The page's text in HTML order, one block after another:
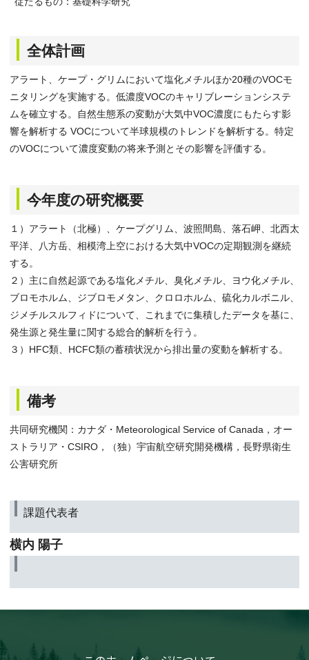
全体計画
アラート、ケープ・グリムにおいて塩化メチルほか20種のVOCモ
ニタリングを実施する。低濃度VOCのキャリブレーションシステ
ムを確立する。自然生態系の変動が大気中VOC濃度にもたらす影
響を解析する VOCについて半球規模のトレンドを解析する。特定
のVOCについて濃度変動の将来予測とその影響を評価する。
今年度の研究概要
１）アラート（北極）、ケープグリム、波照間島、落石岬、北西太
平洋、八方岳、相模湾上空における大気中VOCの定期観測を継続
する。
２）主に自然起源である塩化メチル、臭化メチル、ヨウ化メチル、
ブロモホルム、ジブロモメタン、クロロホルム、硫化カルボニル、
ジメチルスルフィドについて、これまでに集積したデータを基に、
発生源と発生量に関する総合的解析を行う。
３）HFC類、HCFC類の蓄積状況から排出量の変動を解析する。
備考
共同研究機関：カナダ・Meteorological Service of Canada，オー
ストラリア・CSIRO，（独）宇宙航空研究開発機構，長野県衛生
公害研究所
課題代表者
横内 陽子